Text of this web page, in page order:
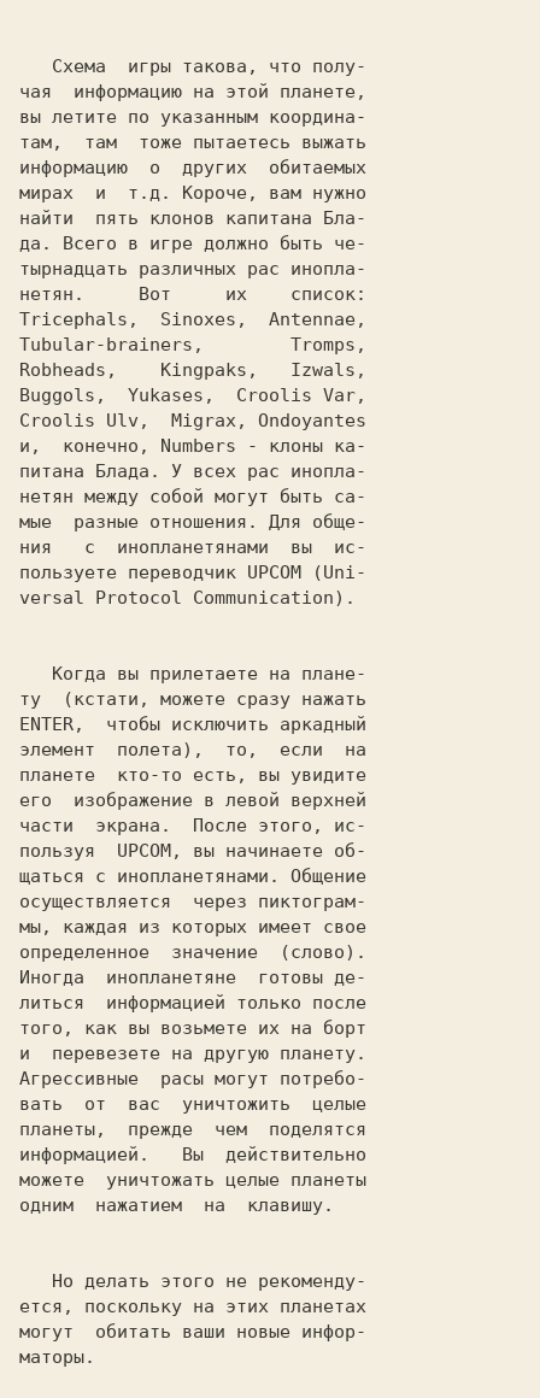
чая  информацию на этой планете,
вы летите по указанным координа-
там,  там  тоже пытаетесь выжать
информацию  о  других  обитаемых
мирах  и  т.д. Короче, вам нужно
найти  пять клонов капитана Бла-
да. Всего в игре должно быть че-
тырнадцать различных рас инопла-
Tricephals , Sinoxes , Antennae
Tubular-brainers , Tromps
Robheads , Kingpaks , Izwals
Buggols , Yukases , Croolis Var
Croolis Ulv , Migrax, Ondoyantes
и,  конечно, Numbers - клоны ка-
питана Блада. У всех рас инопла-
нетян между собой могут быть са-
мые  разные отношения. Для обще-
ния   с  инопланетянами  вы  ис-
пользуете переводчик UPCOM (Uni-
versal Protocol Communication).
ENTER,  чтобы исключить аркадный
элемент  полета),  то,  если  на
планете  кто-то есть, вы увидите
его  изображение в левой верхней
части  экрана.  После этого, ис-
пользуя UPCOM, вы начинаете об-
щаться с инопланетянами. Общение
осуществляется  через пиктограм-
мы, каждая из которых имеет свое
определенное  значение  (слово).
Иногда  инопланетяне  готовы де-
литься  информацией только после
того, как вы возьмете их на борт
и  перевезете на другую планету.
Агрессивные  расы могут потребо-
вать  от  вас  уничтожить  целые
планеты,  прежде  чем  поделятся
информацией.   Вы  действительно
можете  уничтожать целые планеты
одним  нажатием  на  клавишу.
ется, поскольку на этих планетах
могут  обитать ваши новые инфор-
маторы.